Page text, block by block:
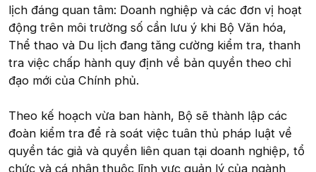
lịch đáng quan tâm: Doanh nghiệp và các đơn vị hoạt
động trên môi trường số cần lưu ý khi Bộ Văn hóa,
Thể thao và Du lịch đang tăng cường kiểm tra, thanh
tra việc chấp hành quy định về bản quyền theo chỉ
đạo mới của Chính phủ.
Theo kế hoạch vừa ban hành, Bộ sẽ thành lập các
đoàn kiểm tra để rà soát việc tuân thủ pháp luật về
quyền tác giả và quyền liên quan tại doanh nghiệp, tổ
chức và cá nhân thuộc lĩnh vực quản lý của ngành